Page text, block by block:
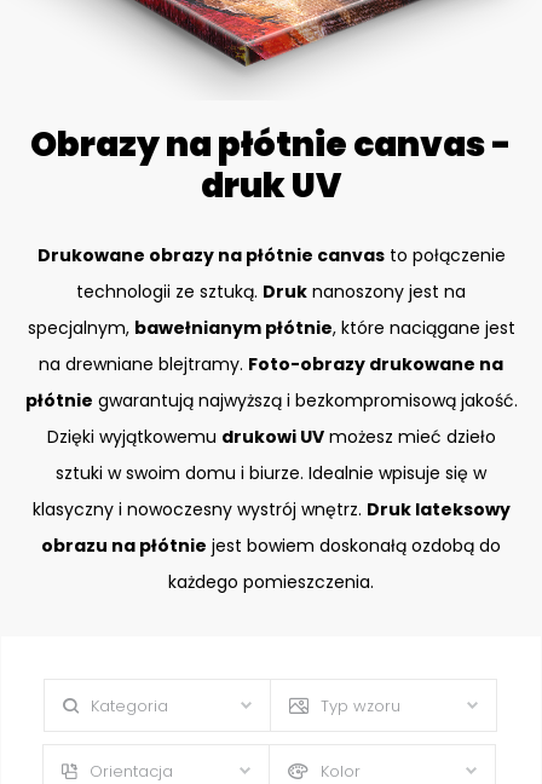
Obrazy na płótnie canvas -
druk UV
Drukowane obrazy na płótnie canvasto połączenie
technologii ze sztuką. Druk nanoszony jest na
specjalnym, bawełnianym płótnie, które naciągane jest
na drewniane blejtramy. Foto-obrazy drukowane na
płótnie gwarantują najwyższą i bezkompromisową jakość.
Dzięki wyjątkowemu drukowi UVmożesz mieć dzieło
sztuki w swoim domu i biurze. Idealnie wpisuje się w
klasyczny i nowoczesny wystrój wnętrz. Druk lateksowy
obrazu na płótnie jest bowiem doskonałą ozdobą do
każdego pomieszczenia.
Kategoria Typ wzoru
Orientacja Kolor